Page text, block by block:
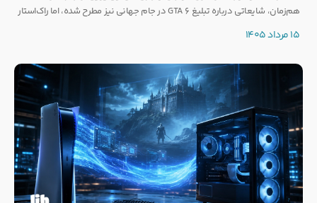
هم‌زمان، شایعاتی درباره تبلیغ GTA 6 در جام جهانی نیز مطرح شده، اما راک‌استار
15 مرداد 1405